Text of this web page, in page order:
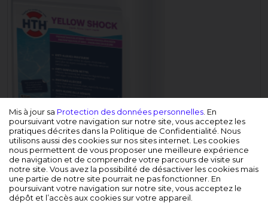
Mis à jour sa Protection des données personnelles . En
poursuivant votre navigation sur notre site, vous acceptez les
pratiques décrites dans la Politique de Confidentialité. Nous
utilisons aussi des cookies sur nos sites internet. Les cookies
nous permettent de vous proposer une meilleure expérience
de navigation et de comprendre votre parcours de visite sur
notre site. Vous avez la possibilité de désactiver les cookies mais
une partie de notre site pourrait ne pas fonctionner. En
poursuivant votre navigation sur notre site, vous acceptez le
dépôt et l’accès aux cookies sur votre appareil.